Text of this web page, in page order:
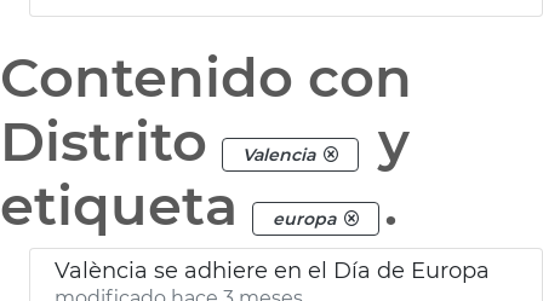
Contenido con
Distrito
Valencia
y
etiqueta
europa .
València se adhiere en el Día de Europa